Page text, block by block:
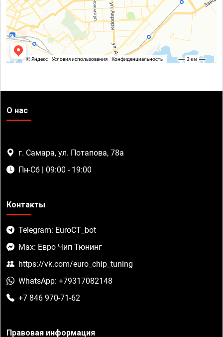
О нас
г. Самара, ул. Потапова, 78а
Пн-Сб | 09:00 - 19:00
Контакты
Telegram: EuroCT_bot
Max: Евро Чип Тюнинг
https://vk.com/euro_chip_tuning
WhatsApp: +79317082148
+7 846 970-71-62
Правовая информация